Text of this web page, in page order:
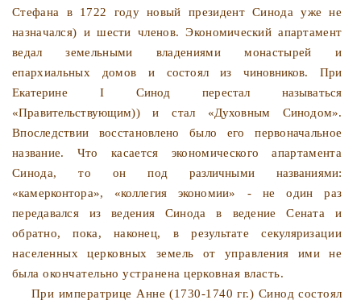
Стефана в 1722 году новый президент Синода уже не
назна­чался) и шести членов. Экономический апартамент
ведал зе­мельными владениями монастырей и
епархиальных домов исостоял из чиновников. При
Екатерине I Синод перестал назы­ваться
«Правительствующим)) и стал «Духовным Синодом».
Впоследствии восстановлено было его первоначальное
назва­ние. Что касается экономического апартамента
Синода, то онпод различными названиями:
«камерконтора», «коллегия эко­номии» - не один раз
передавался из ведения Синода в веде­ние Сената и
обратно, пока, наконец, в результате секуляри­зации
населенных церковных земель от управления ими не
была окончательно устранена церковная власть.
При императрице Анне (1730-1740 гг.) Синод состоял